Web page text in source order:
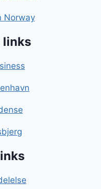
Norway
links